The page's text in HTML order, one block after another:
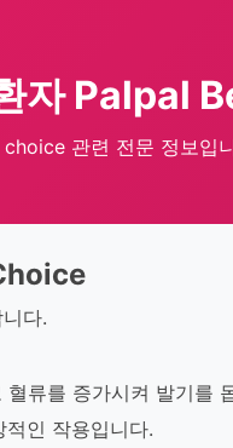
자 Palpal
관련 전문 정보입
다.
류를 증가시켜 발기를
인 작용입니다.